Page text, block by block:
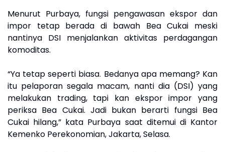
Menurut Purbaya, fungsi pengawasan ekspor dan
impor tetap berada di bawah Bea Cukai meski
nantinya DSI menjalankan aktivitas perdagangan
komoditas.
“Ya tetap seperti biasa. Bedanya apa memang? Kan
itu pelaporan segala macam, nanti dia (DSI) yang
melakukan trading, tapi kan ekspor impor yang
periksa Bea Cukai. Jadi bukan berarti fungsi Bea
Cukai hilang,” kata Purbaya saat ditemui di Kantor
Kemenko Perekonomian, Jakarta, Selasa.